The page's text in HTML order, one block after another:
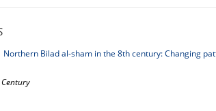
Northern Bilad al-sham in the 8th century: Changing